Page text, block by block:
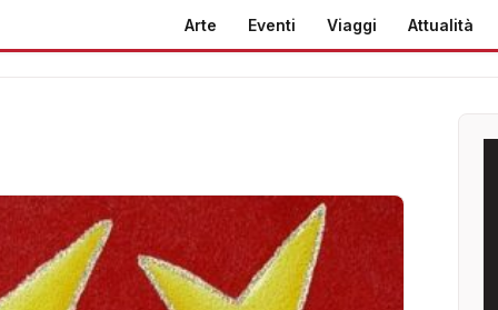
Arte Eventi Viaggi Attualità